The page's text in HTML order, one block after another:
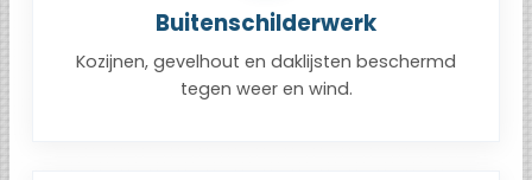
Buitenschilderwerk
Kozijnen, gevelhout en daklijsten beschermd
tegen weer en wind.